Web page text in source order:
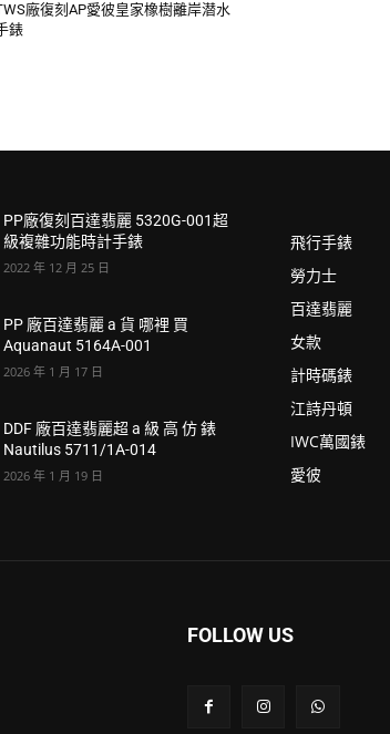
廠復刻AP愛彼皇家橡樹離岸潜水
錶
PP廠復刻百達翡麗 5320G-001超
級複雜功能時計手錶
2022 年 12 月 25 日
PP 廠百達翡麗 a 貨 哪裡 買
Aquanaut 5164A-001
2026 年 1 月 17 日
DDF 廠百達翡麗超 a 級 高 仿 錶
Nautilus 5711/1A-014
2026 年 1 月 19 日
飛行手錶
勞力士
百達翡麗
女款
計時碼錶
江詩丹頓
IWC萬國錶
愛彼
FOLLOW US